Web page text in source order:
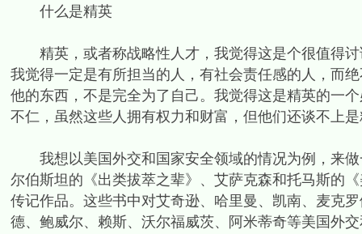
什么是精英
精英，或者称战略性人才，我觉得这是个很值得讨
我觉得一定是有所担当的人，有社会责任感的人，而
他的东西，不是完全为了自己。我觉得这是精英的一
不仁，虽然这些人拥有权力和财富，但他们还谈不上
我想以美国外交和国家安全领域的情况为例，来做
尔伯斯坦的《出类拔萃之辈》、艾萨克森和托马斯的
传记作品。这些书中对艾奇逊、哈里曼、凯南、麦克
德、鲍威尔、赖斯、沃尔福威茨、阿米蒂奇等美国外